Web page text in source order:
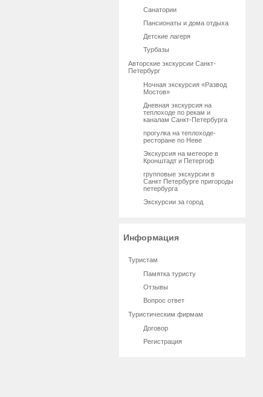
Санатории
Пансионаты и дома отдыха
Детские лагеря
Турбазы
Авторские экскурсии Санкт-
Петербург
Ночная экскурсия «Развод
Мостов»
Дневная экскурсия на
теплоходе по рекам и
каналам Санкт-Петербурга
прогулка на теплоходе-
ресторане по Неве
Экскурсия на метеоре в
Кронштадт и Петергоф
групповые экскурсии в
Санкт Петербурге пригороды
петербурга
Экскурсии за город
Информация
Туристам
Памятка туристу
Отзывы
Вопрос ответ
Туристическим фирмам
Договор
Регистрация